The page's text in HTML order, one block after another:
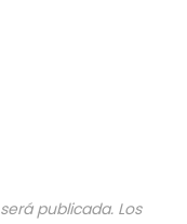
publicada. Los